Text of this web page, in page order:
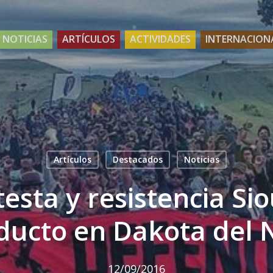
NOTICIAS ARTÍCULOS ACTIVIDADES
Artículos Destacados Noticias
y resistencia
en Dakota del
12/09/2016